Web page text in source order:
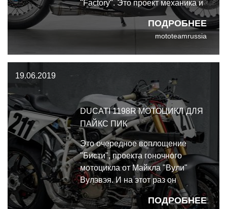
ПОДРОБНЕЕ
"Factory". Это проект механика и
дизайнера, в рабочее время
работающих в автомобильном
подразделении BMW. И
безумным.
mototeamrussia
19.06.2019
DUCATI 1198R МОТОЦИКЛ ДЛЯ
ПАЙКС ПИК
ПОДРОБНЕЕ
Это очередное воплощение
"Бисти", проекта гоночного
мотоцикла от Майкла "Вули"
Вулэвэя. И на этот раз он
основан на 200-лошадном
движке Ducati 1198R Corse.